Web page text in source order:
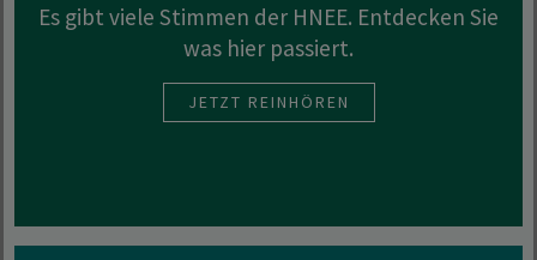
Es gibt viele Stimmen der HNEE. Entdecken Sie
was hier passiert.
JETZT REINHÖREN